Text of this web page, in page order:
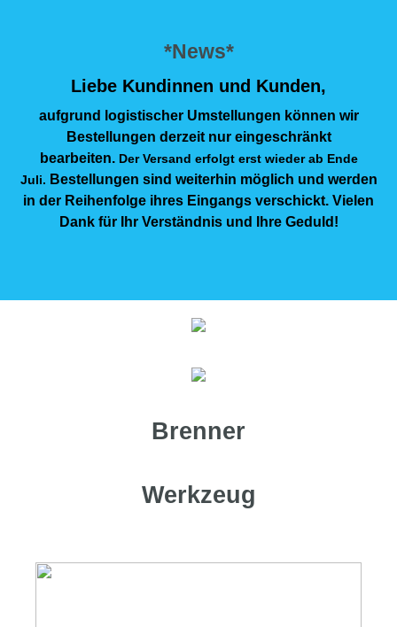
*News*
Liebe Kundinnen und Kunden,
aufgrund logistischer Umstellungen können wir
Bestellungen derzeit nur eingeschränkt
bearbeiten. Der Versand erfolgt erst wieder ab Ende
Juli. Bestellungen sind weiterhin möglich und werden
in der Reihenfolge ihres Eingangs verschickt. Vielen
Dank für Ihr Verständnis und Ihre Geduld!
Brenner
Werkzeug